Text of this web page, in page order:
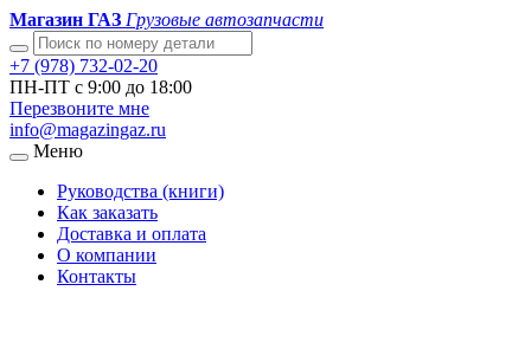
Магазин ГАЗ Грузовые автозапчасти
+7 (978) 732-02-20
ПН-ПТ с 9:00 до 18:00
Перезвоните мне
info@magazingaz.ru
Меню
Руководства (книги)
Как заказать
Доставка и оплата
О компании
Контакты